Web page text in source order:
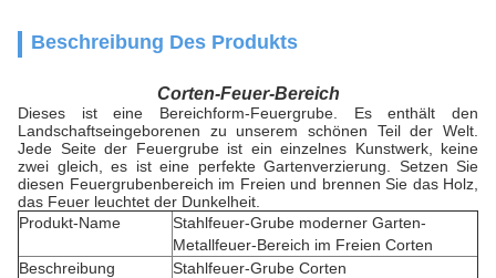
Beschreibung Des Produkts
Corten-Feuer-Bereich
Dieses ist eine Bereichform-Feuergrube. Es enthält den
Landschaftseingeborenen zu unserem schönen Teil der Welt.
Jede Seite der Feuergrube ist ein einzelnes Kunstwerk, keine
zwei gleich, es ist eine perfekte Gartenverzierung. Setzen Sie
diesen Feuergrubenbereich im Freien und brennen Sie das Holz,
das Feuer leuchtet der Dunkelheit.
Produkt-Name
Stahlfeuer-Grube moderner Garten-
Metallfeuer-Bereich im Freien Corten
Beschreibung
Stahlfeuer-Grube Corten